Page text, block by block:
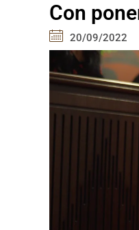
Con
20/09/2022